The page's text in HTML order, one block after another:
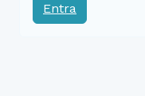
Entra